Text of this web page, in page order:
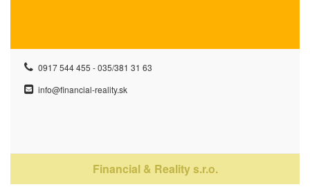
0917 544 455 - 035/381 31 63
info@financial-reality.sk
Financial & Reality s.r.o.